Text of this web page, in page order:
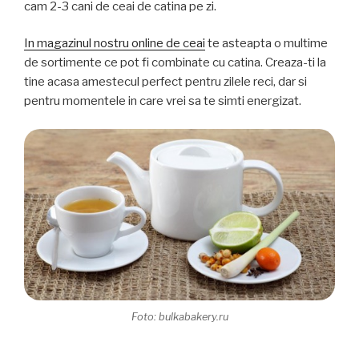
cam 2-3 cani de ceai de catina pe zi.
In magazinul nostru online de ceai te asteapta o multime
de sortimente ce pot fi combinate cu catina. Creaza-ti la
tine acasa amestecul perfect pentru zilele reci, dar si
pentru momentele in care vrei sa te simti energizat.
Foto: bulkabakery.ru